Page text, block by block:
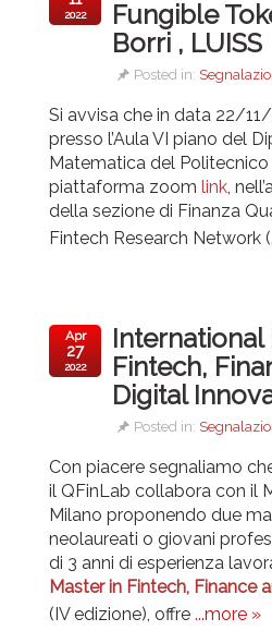
Fungible
Borri , LUISS
Posted in:
2022
Si avvisa che in data 22/
presso l’Aula VI piano del
Matematica del
piattaforma zoom link,
della sezione di Finanza
Fintech Research Network (
International
Fintech,
Digital
Posted in:
Apr
27
2022
Con piacere segnaliamo
il QFinLab collabora con il
Milano proponendo due
neolaureati o giovani
di 3 anni di esperienza
Master in Fintech, Finance
(IV edizione), offre ...more »